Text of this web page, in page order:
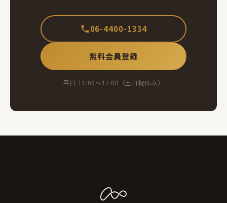
06-4400-1334
無料会員登録
平日 11:00〜17:00（土日祝休み）